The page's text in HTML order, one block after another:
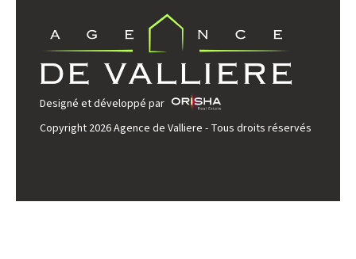
Designé et développé par
Copyright 2026 Agence de Valliere - Tous droits réservés